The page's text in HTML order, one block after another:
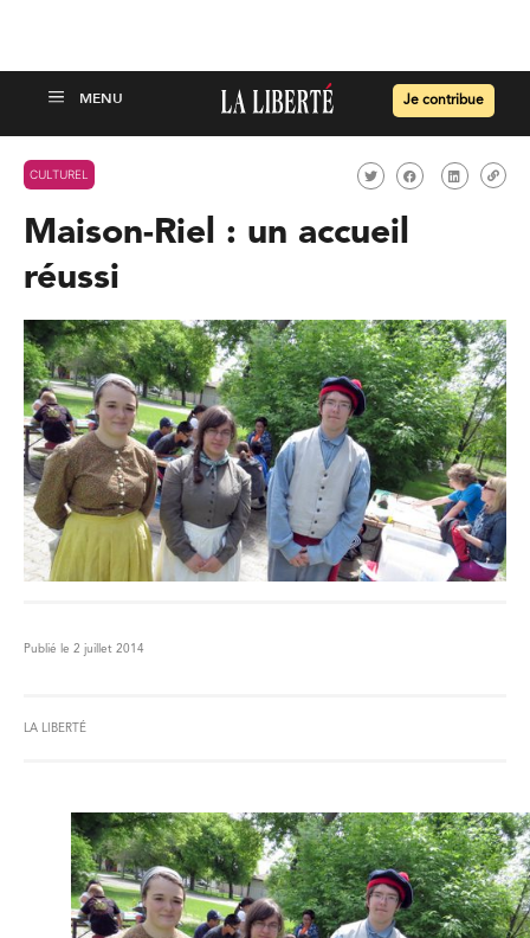
Je contribue
CULTUREL
Maison-Riel : un accueil
réussi
Publié le 2 juillet 2014
LA LIBERTÉ